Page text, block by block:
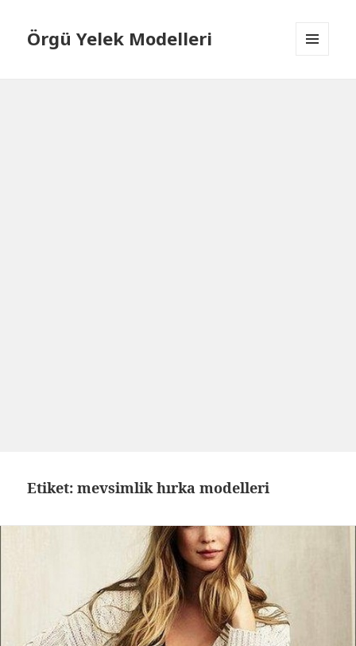
Örgü Yelek Modelleri
Etiket: mevsimlik hırka modelleri